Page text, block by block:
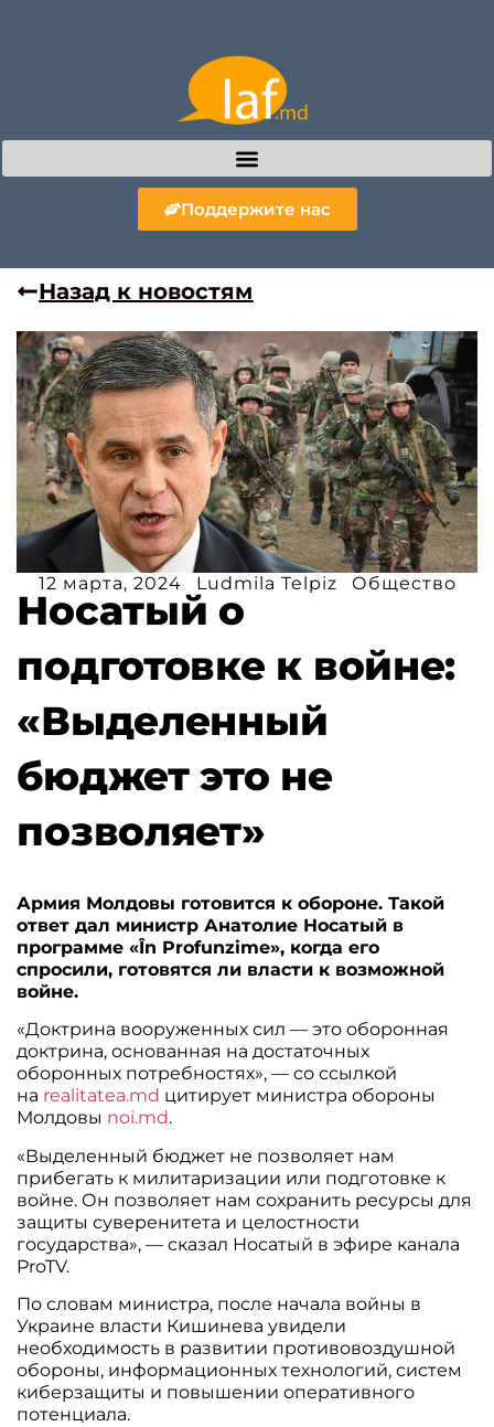
Поддержите нас
Назад к новостям
12 марта, 2024 Ludmila Telpiz Общество
Носатый о
подготовке к войне:
«Выделенный
бюджет это не
позволяет»
Армия Молдовы готовится к обороне. Такой
ответ дал министр Анатолие Носатый в
программе «În Profunzime», когда его
спросили, готовятся ли власти к возможной
войне.
«Доктрина вооруженных сил — это оборонная
доктрина, основанная на достаточных
оборонных потребностях», — со ссылкой
на realitatea.md цитирует министра обороны
Молдовы noi.md.
«Выделенный бюджет не позволяет нам
прибегать к милитаризации или подготовке к
войне. Он позволяет нам сохранить ресурсы для
защиты суверенитета и целостности
государства», — сказал Носатый в эфире канала
ProTV.
По словам министра, после начала войны в
Украине власти Кишинева увидели
необходимость в развитии противовоздушной
обороны, информационных технологий, систем
киберзащиты и повышении оперативного
потенциала.